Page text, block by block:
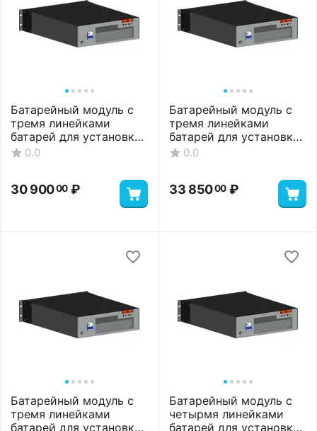
Батарейный модуль с
тремя линейками
батарей для установки
6 АКБ, 27 А*ч
0.0
30 90000 ₽
Батарейный модуль с
тремя линейками
батарей для установки
9 АКБ, 21 А*ч
0.0
33 85000 ₽
Батарейный модуль с
тремя линейками
батарей для установки
Батарейный модуль с
четырмя линейками
батарей для установки